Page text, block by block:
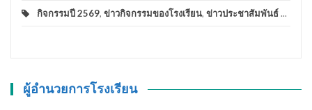
กิจกรรมปี 2569, ข่าวกิจกรรมของโรงเรียน, ข่าวประชาสัมพันธ์...
ผู้อำนวยการโรงเรียน